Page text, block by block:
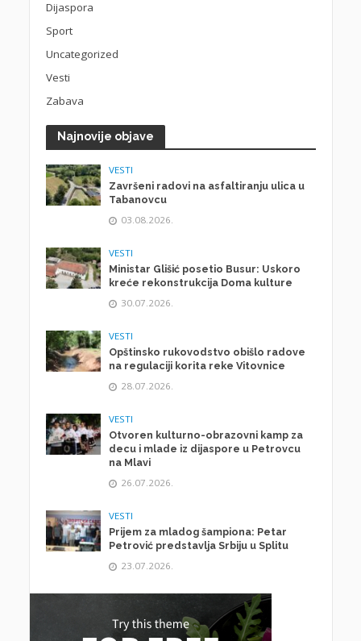
Dijaspora
Sport
Uncategorized
Vesti
Zabava
Najnovije objave
VESTI
Završeni radovi na asfaltiranju ulica u
Tabanovcu
03.08.2026.
VESTI
Ministar Glišić posetio Busur: Uskoro
kreće rekonstrukcija Doma kulture
30.07.2026.
VESTI
Opštinsko rukovodstvo obišlo radove
na regulaciji korita reke Vitovnice
28.07.2026.
VESTI
Otvoren kulturno-obrazovni kamp za
decu i mlade iz dijaspore u Petrovcu
na Mlavi
26.07.2026.
VESTI
Prijem za mladog šampiona: Petar
Petrović predstavlja Srbiju u Splitu
23.07.2026.